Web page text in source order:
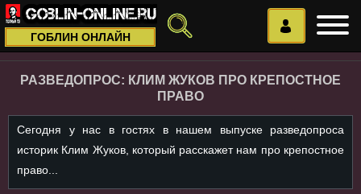
ГОБЛИН ОНЛАЙН
РАЗВЕДОПРОС: КЛИМ ЖУКОВ ПРО КРЕПОСТНОЕ
ПРАВО
Сегодня у нас в гостях в нашем выпуске разведопроса
историк Клим Жуков, который расскажет нам про крепостное
право...